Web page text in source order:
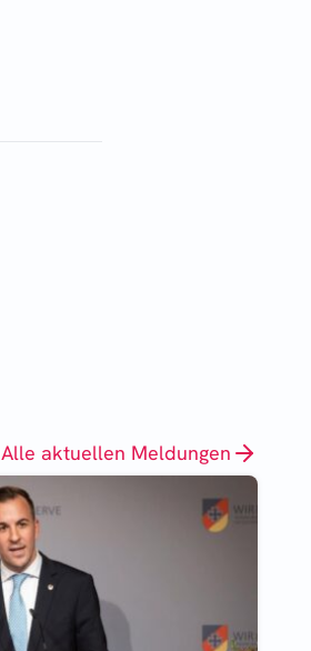
Alle aktuellen Meldungen